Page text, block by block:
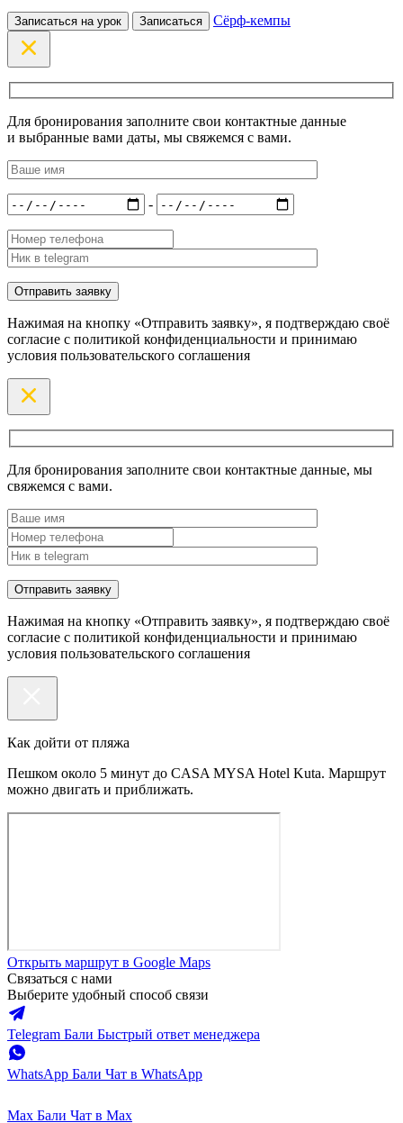
Записаться на урок Записаться Сёрф-кемпы
Для бронирования заполните свои контактные данные
и выбранные вами даты, мы свяжемся с вами.
-
Нажимая на кнопку «Отправить заявку», я подтверждаю своё
согласие с политикой конфиденциальности и принимаю
условия пользовательского соглашения
Для бронирования заполните свои контактные данные, мы
свяжемся с вами.
Нажимая на кнопку «Отправить заявку», я подтверждаю своё
согласие с политикой конфиденциальности и принимаю
условия пользовательского соглашения
Как дойти от пляжа
Пешком около 5 минут до CASA MYSA Hotel Kuta. Маршрут
можно двигать и приближать.
Открыть маршрут в Google Maps
Связаться с нами
Выберите удобный способ связи
Telegram Бали Быстрый ответ менеджера
WhatsApp Бали Чат в WhatsApp
Max Бали Чат в Max